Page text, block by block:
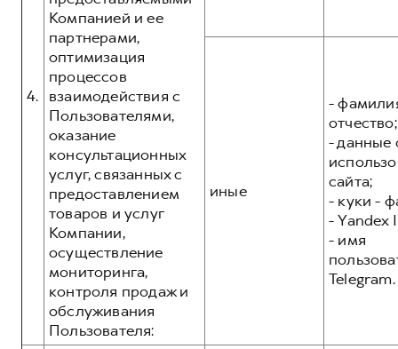
4.
Компанией и ее
партнерами,
оптимизация
процессов
взаимодействия с
Пользователями,
оказание
консультационных
услуг, связанных с
предоставлением
товаров и услуг
Компании,
осуществление
мониторинга,
контроля продаж и
обслуживания
Пользователя:
иные
-
отчество;
- данные
сайта;
- куки -
- Yandex
- имя
Telegram.